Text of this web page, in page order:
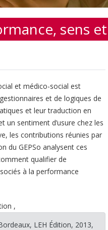
sens
et médico-social est
et de logiques de
et leur traduction en
un sentiment d’usure chez les
les contributions réunies par
du GEPSo analysent ces
qualifier de
à la performance
,
LEH Édition, 2013,